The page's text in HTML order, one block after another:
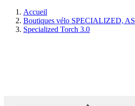
Accueil
Boutiques vélo SPECIALIZED,
Specialized Torch 3.0